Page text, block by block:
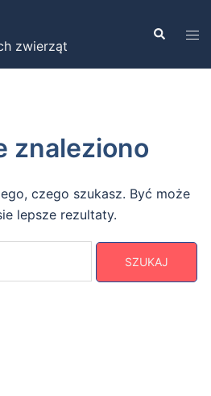
zwierząt
Szukaj
znaleziono
czego szukasz. Być może
lepsze rezultaty.